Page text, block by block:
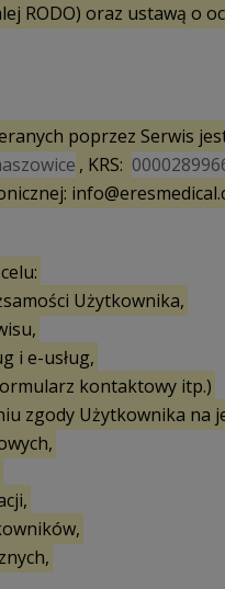
RODO) oraz ustawą o
poprzez Serwis
, KRS:
Użytkownika,
i e-usług,
kontaktowy itp.)
zgody Użytkownika na